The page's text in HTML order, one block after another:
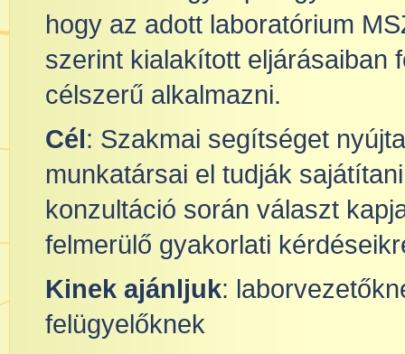
hogy az adott laboratórium
szerint kialakított eljárásaiban
célszerű alkalmazni.
Cél: Szakmai segítséget
munkatársai el tudják
konzultáció során választ
felmerülő gyakorlati
Kinek ajánljuk:
felügyelőknek